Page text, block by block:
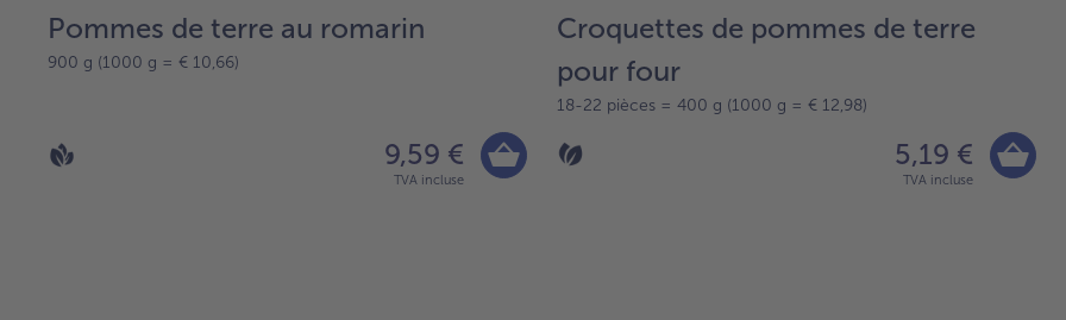
Pommes de terre au romarin
900 g (1000 g = € 10,66)
9,59 €
TVA incluse
Croquettes de pommes de terre
pour four
18-22 pièces = 400 g (1000 g = € 12,98)
5,19 €
TVA incluse